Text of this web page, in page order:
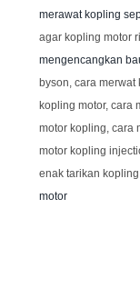
merawat kopling
agar kopling motor
mengencangkan
byson, cara merwat
kopling motor, cara
motor kopling, cara
motor kopling
enak tarikan
motor